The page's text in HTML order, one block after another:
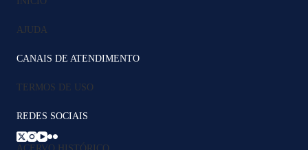
AJUDA
CANAIS DE ATENDIMENTO
TERMOS DE USO
REDES SOCIAIS